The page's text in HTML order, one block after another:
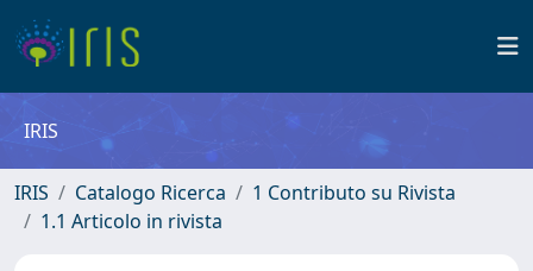
IRIS
IRIS Catalogo Ricerca
1 Contributo su Rivista
1.1 Articolo in rivista